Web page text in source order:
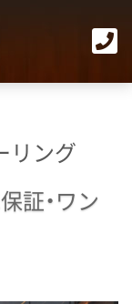
リング
証・ワン